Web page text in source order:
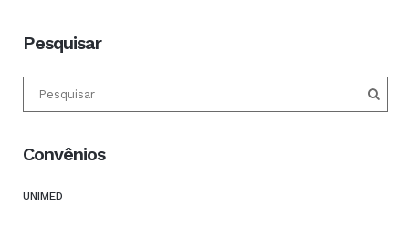
Pesquisar
Convênios
UNIMED